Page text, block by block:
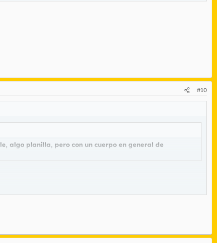
#10
algo planilla, pero con un cuerpo en general de